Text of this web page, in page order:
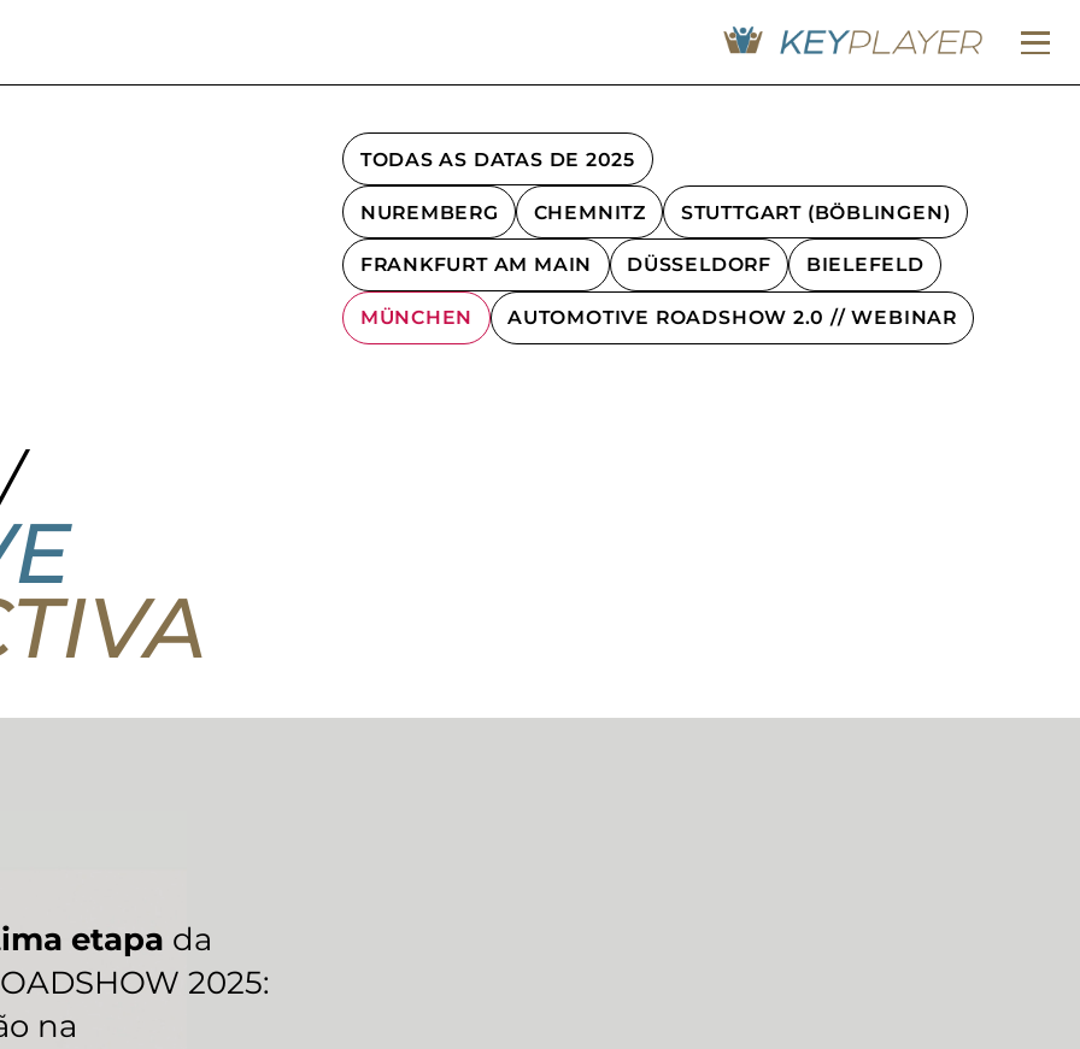
TODAS AS DATAS DE 2025
NUREMBERG CHEMNITZ STUTTGART (BÖBLINGEN)
FRANKFURT AM MAIN DÜSSELDORF BIELEFELD
MÜNCHEN AUTOMOTIVE ROADSHOW 2.0 // WEBINAR
etapa da
2025:
na